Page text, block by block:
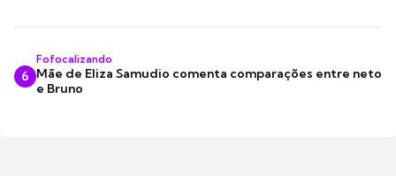
6
Fofocalizando
Mãe de Eliza Samudio comenta comparações entre neto
e Bruno